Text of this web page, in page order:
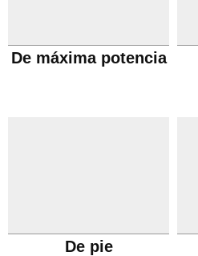
De máxima potencia
De pie